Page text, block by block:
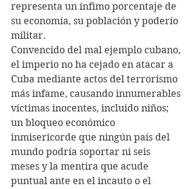
representa un ínfimo porcentaje de
su economía, su población y poderío
militar.
Convencido del mal ejemplo cubano,
el imperio no ha cejado en atacar a
Cuba mediante actos del terrorismo
más infame, causando innumerables
víctimas inocentes, incluido niños;
un bloqueo económico
inmisericorde que ningún país del
mundo podría soportar ni seis
meses y la mentira que acude
puntual ante en el incauto o el